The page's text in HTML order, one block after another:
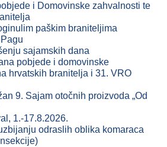
i Domovinske zahvalnosti te
paškim braniteljima
sajamskih dana
pobjede i domovinske
hrvatskih branitelja i 31. VRO
9. Sajam otočnih proizvoda „Od
1.-17.8.2026.
odraslih oblika komaraca